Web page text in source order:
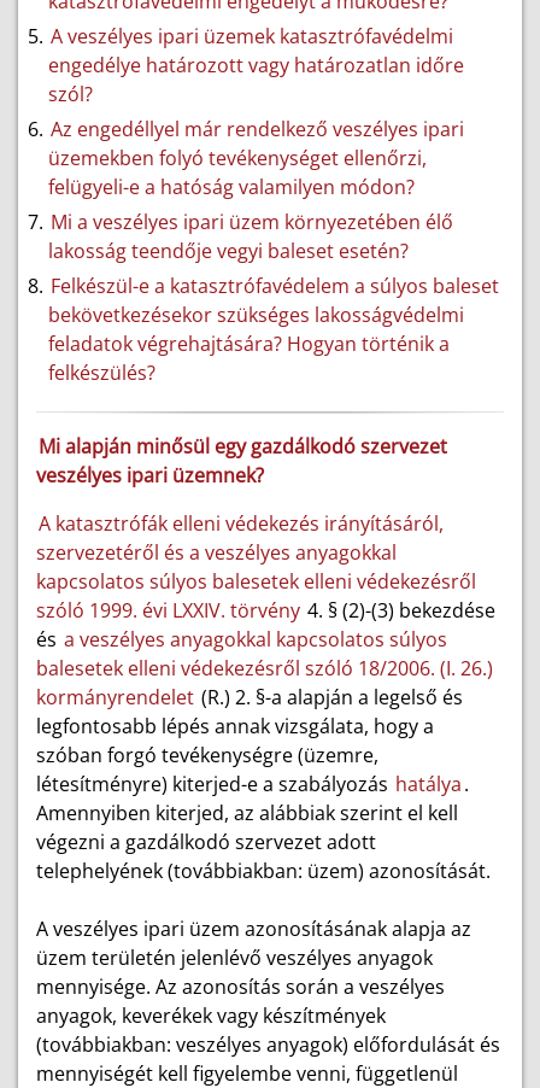
A veszélyes ipari üzemek katasztrófavédelmi
engedélye határozott vagy határozatlan időre
szól?
Az engedéllyel már rendelkező veszélyes ipari
üzemekben folyó tevékenységet ellenőrzi,
felügyeli-e a hatóság valamilyen módon?
Mi a veszélyes ipari üzem környezetében élő
lakosság teendője vegyi baleset esetén?
Felkészül-e a katasztrófavédelem a súlyos baleset
bekövetkezésekor szükséges lakosságvédelmi
feladatok végrehajtására? Hogyan történik a
felkészülés?
Mi alapján minősül egy gazdálkodó szervezet
veszélyes ipari üzemnek?
A katasztrófák elleni védekezés irányításáról,
szervezetéről és a veszélyes anyagokkal
kapcsolatos súlyos balesetek elleni védekezésről
szóló 1999. évi LXXIV. törvény 4. § (2)-(3) bekezdése
és a veszélyes anyagokkal kapcsolatos súlyos
balesetek elleni védekezésről szóló 18/2006. (I. 26.)
kormányrendelet (R.) 2. §-a alapján a legelső és
legfontosabb lépés annak vizsgálata, hogy a
szóban forgó tevékenységre (üzemre,
létesítményre) kiterjed-e a szabályozás hatálya.
Amennyiben kiterjed, az alábbiak szerint el kell
végezni a gazdálkodó szervezet adott
telephelyének (továbbiakban: üzem) azonosítását.
A veszélyes ipari üzem azonosításának alapja az
üzem területén jelenlévő veszélyes anyagok
mennyisége. Az azonosítás során a veszélyes
anyagok, keverékek vagy készítmények
(továbbiakban: veszélyes anyagok) előfordulását és
mennyiségét kell figyelembe venni, függetlenül